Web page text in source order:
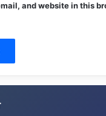
and website in this